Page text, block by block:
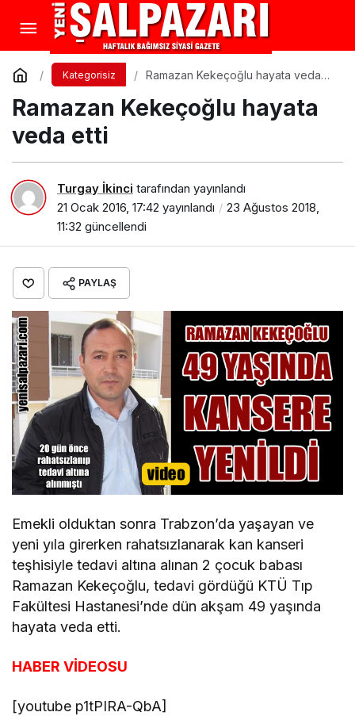
Kategorisiz
Ramazan Kekeçoğlu hayata veda
Ramazan Kekeçoğlu hayata
veda etti
Turgay İkinci tarafından yayınlandı
21 Ocak 2016, 17:42 yayınlandı
23 Ağustos 2018,
11:32 güncellendi
PAYLAŞ
Emekli olduktan sonra Trabzon’da yaşayan ve
yeni yıla girerken rahatsızlanarak kan kanseri
teşhisiyle tedavi altına alınan 2 çocuk babası
Ramazan Kekeçoğlu, tedavi gördüğü KTÜ Tıp
Fakültesi Hastanesi’nde dün akşam 49 yaşında
hayata veda etti.
HABER VİDEOSU
[youtube p1tPIRA-QbA]